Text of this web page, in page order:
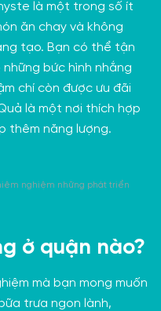
là một trong số ít
ăn chay và không
tạo. Bạn có thể tận
bức hình nhắng
chí còn được ưu đãi
là một nơi thích hợp
thêm năng lượng.
nghiệm những phát triển
ở quận nào?
mà bạn mong muốn
trưa ngon lành,